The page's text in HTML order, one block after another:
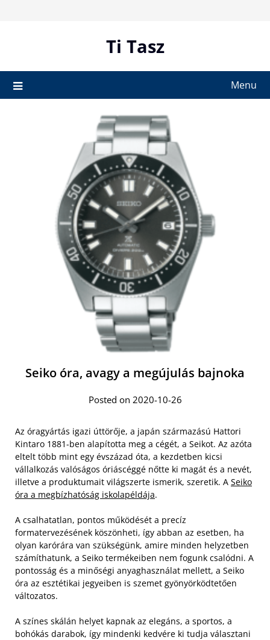
Ti Tasz
Menu
Seiko óra, avagy a megújulás bajnoka
Posted on 2020-10-26
Az óragyártás igazi úttörője, a japán származású Hattori
Kintaro 1881-ben alapította meg a cégét, a Seikot. Az azóta
eltelt több mint egy évszázad óta, a kezdetben kicsi
vállalkozás valóságos óriáscéggé nőtte ki magát és a nevét,
illetve a produktumait világszerte ismerik, szeretik. A Seiko
óra a megbízhatóság iskolapéldája.
A csalhatatlan, pontos működését a precíz
formatervezésének köszönheti, így abban az esetben, ha
olyan karórára van szükségünk, amire minden helyzetben
számíthatunk, a Seiko termékeiben nem fogunk csalódni. A
pontosság és a minőségi anyaghasználat mellett, a Seiko
óra az esztétikai jegyeiben is szemet gyönyörködtetően
változatos.
A színes skálán helyet kapnak az elegáns, a sportos, a
bohókás darabok, így mindenki kedvére ki tudja választani